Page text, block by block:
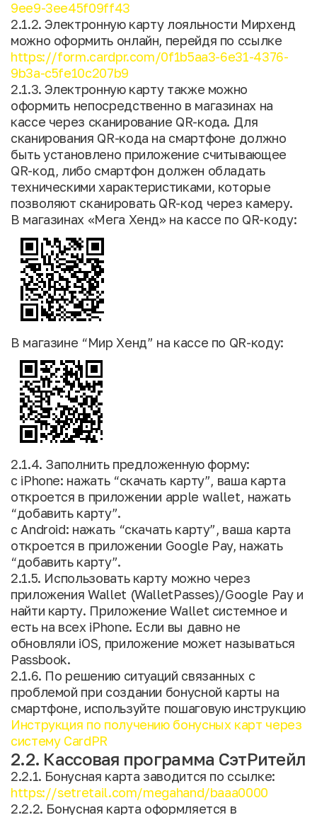
9ee9-3ee45f09ff43
2.1.2. Электронную карту лояльности Мирхенд
можно оформить онлайн, перейдя по ссылке
https://form.cardpr.com/0f1b5aa3-6e31-4376-
9b3a-c5fe10c207b9
2.1.3. Электронную карту также можно
оформить непосредственно в магазинах на
кассе через сканирование QR-кода. Для
сканирования QR-кода на смартфоне должно
быть установлено приложение считывающее
QR-код, либо смартфон должен обладать
техническими характеристиками, которые
позволяют сканировать QR-код через камеру.
В магазинах «Мега Хенд» на кассе по QR-коду:
В магазине “Мир Хенд” на кассе по QR-коду:
2.1.4. Заполнить предложенную форму:
с iPhone: нажать “скачать карту”, ваша карта
откроется в приложении apple wallet, нажать
“добавить карту”.
с Android: нажать “скачать карту”, ваша карта
откроется в приложении Google Pay, нажать
“добавить карту”.
2.1.5. Использовать карту можно через
приложения Wallet (WalletPasses)/Google Pay и
найти карту. Приложение Wallet системное и
есть на всех iPhone. Если вы давно не
обновляли iOS, приложение может называться
Passbook.
2.1.6. По решению ситуаций связанных с
проблемой при создании бонусной карты на
смартфоне, используйте пошаговую инструкцию
Инструкция по получению бонусных карт через
систему CardPR
2.2. Кассовая программа СэтРитейл
2.2.1. Бонусная карта заводится по ссылке:
https://setretail.com/megahand/baaa0000
2.2.2. Бонусная карта оформляется в